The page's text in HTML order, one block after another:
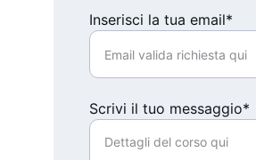
Inserisci la tua email*
Scrivi il tuo messaggio*